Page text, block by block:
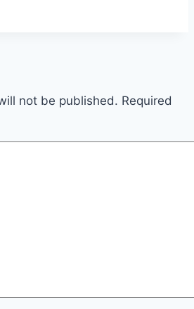
not be published. Required